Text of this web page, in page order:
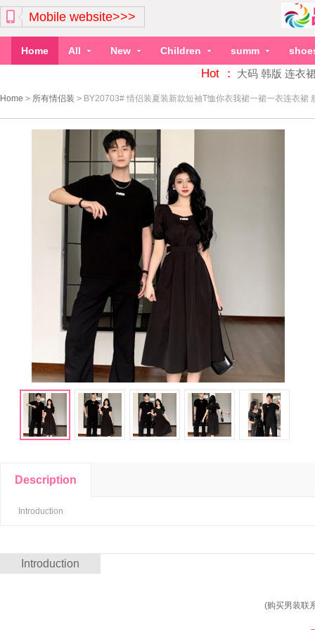
Mobile website>>>
Home All New Children summ
Hot ： 大码 韩版 连衣
Home > 所有情侣装 > BY20703# 情侣装夏装新款短袖T恤你衣我裙一裙一衣连衣裙
Description
Introduction
Introduction
(购买男装联